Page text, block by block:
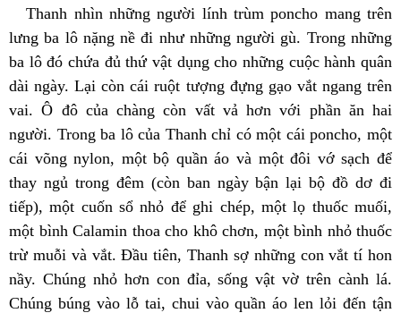
Thanh nhìn những người lính trùm poncho mang trên
lưng ba lô nặng nề đi như những người gù. Trong những
ba lô đó chứa đủ thứ vật dụng cho những cuộc hành quân
dài ngày. Lại còn cái ruột tượng đựng gạo vắt ngang trên
vai. Ô đô của chàng còn vất vả hơn với phần ăn hai
người. Trong ba lô của Thanh chỉ có một cái poncho, một
cái võng nylon, một bộ quần áo và một đôi vớ sạch để
thay ngủ trong đêm (còn ban ngày bận lại bộ đồ dơ đi
tiếp), một cuốn sổ nhỏ để ghi chép, một lọ thuốc muối,
một bình Calamin thoa cho khô chơn, một bình nhỏ thuốc
trừ muỗi và vắt. Đầu tiên, Thanh sợ những con vắt tí hon
nầy. Chúng nhỏ hơn con đỉa, sống vật vờ trên cành lá.
Chúng búng vào lỗ tai, chui vào quần áo len lỏi đến tận